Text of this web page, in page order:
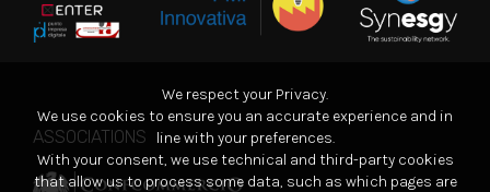
ASSOCIATIONS
We respect your Privacy.
We use cookies to ensure you an accurate experience and in
line with your preferences.
With your consent, we use technical and third-party cookies
that allow us to process some data, such as which pages are